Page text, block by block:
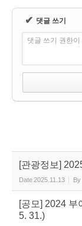
✔ 댓글 쓰기
댓글 쓰기 권한
[관광정보]
Date2025.11.13 By
[공모] 2024 부
5. 31.)